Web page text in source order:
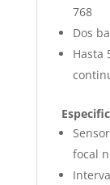
768
Dos
Hasta
focal